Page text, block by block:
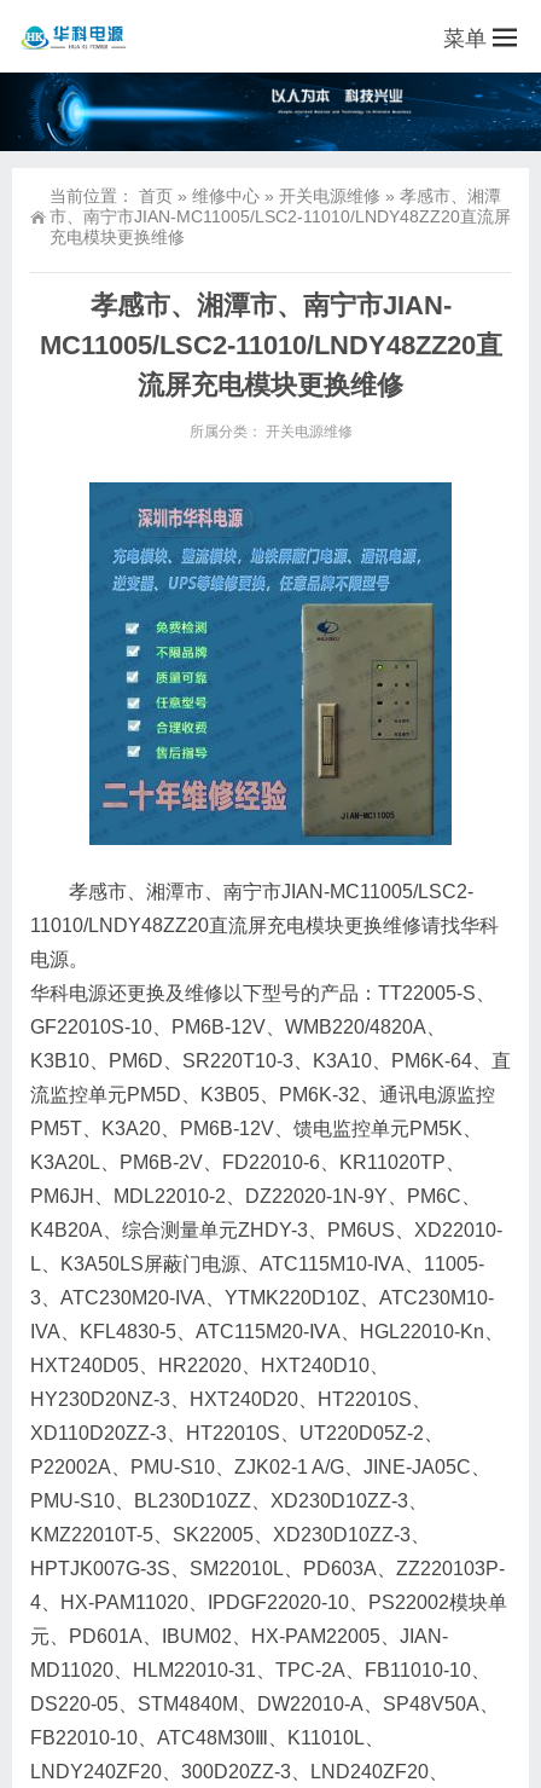
菜单
当前位置： 首页 » 维修中心 » 开关电源维修 » 孝感市、湘潭
市、南宁市JIAN-MC11005/LSC2-11010/LNDY48ZZ20直流屏
充电模块更换维修
孝感市、湘潭市、南宁市JIAN-
MC11005/LSC2-11010/LNDY48ZZ20直
流屏充电模块更换维修
所属分类： 开关电源维修
孝感市、湘潭市、南宁市JIAN-MC11005/LSC2-
11010/LNDY48ZZ20直流屏充电模块更换维修请找华科
电源。
华科电源还更换及维修以下型号的产品：TT22005-S、
GF22010S-10、PM6B-12V、WMB220/4820A、
K3B10、PM6D、SR220T10-3、K3A10、PM6K-64、直
流监控单元PM5D、K3B05、PM6K-32、通讯电源监控
PM5T、K3A20、PM6B-12V、馈电监控单元PM5K、
K3A20L、PM6B-2V、FD22010-6、KR11020TP、
PM6JH、MDL22010-2、DZ22020-1N-9Y、PM6C、
K4B20A、综合测量单元ZHDY-3、PM6US、XD22010-
L、K3A50LS屏蔽门电源、ATC115M10-ⅣA、11005-
3、ATC230M20-IVA、YTMK220D10Z、ATC230M10-
IVA、KFL4830-5、ATC115M20-ⅣA、HGL22010-Kn、
HXT240D05、HR22020、HXT240D10、
HY230D20NZ-3、HXT240D20、HT22010S、
XD110D20ZZ-3、HT22010S、UT220D05Z-2、
P22002A、PMU-S10、ZJK02-1 A/G、JINE-JA05C、
PMU-S10、BL230D10ZZ、XD230D10ZZ-3、
KMZ22010T-5、SK22005、XD230D10ZZ-3、
HPTJK007G-3S、SM22010L、PD603A、ZZ220103P-
4、HX-PAM11020、IPDGF22020-10、PS22002模块单
元、PD601A、IBUM02、HX-PAM22005、JIAN-
MD11020、HLM22010-31、TPC-2A、FB11010-10、
DS220-05、STM4840M、DW22010-A、SP48V50A、
FB22010-10、ATC48M30Ⅲ、K11010L、
LNDY240ZF20、300D20ZZ-3、LND240ZF20、